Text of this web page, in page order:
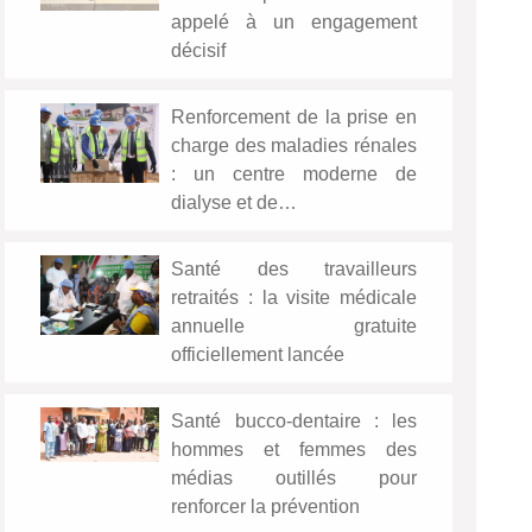
appelé à un engagement
décisif
Renforcement de la prise en
charge des maladies rénales
: un centre moderne de
dialyse et de…
Santé des travailleurs
retraités : la visite médicale
annuelle gratuite
officiellement lancée
Santé bucco-dentaire : les
hommes et femmes des
médias outillés pour
renforcer la prévention